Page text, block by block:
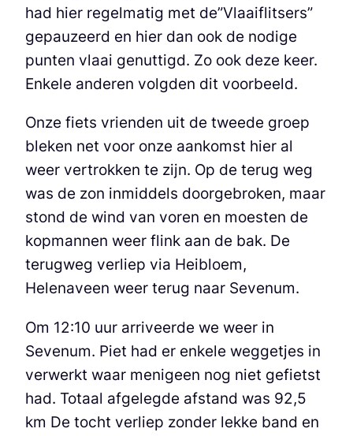
had hier regelmatig met de”Vlaaiflitsers”
gepauzeerd en hier dan ook de nodige
punten vlaai genuttigd. Zo ook deze keer.
Enkele anderen volgden dit voorbeeld.
Onze fiets vrienden uit de tweede groep
bleken net voor onze aankomst hier al
weer vertrokken te zijn. Op de terug weg
was de zon inmiddels doorgebroken, maar
stond de wind van voren en moesten de
kopmannen weer flink aan de bak. De
terugweg verliep via Heibloem,
Helenaveen weer terug naar Sevenum.
Om 12:10 uur arriveerde we weer in
Sevenum. Piet had er enkele weggetjes in
verwerkt waar menigeen nog niet gefietst
had. Totaal afgelegde afstand was 92,5
km De tocht verliep zonder lekke band en